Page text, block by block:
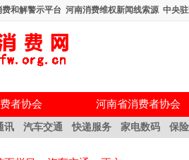
费和解警示平台 河南消费维权新闻线索源 中央
者协会 河南省消费者协会
讯 汽车交通 快递服务 家电数码 保